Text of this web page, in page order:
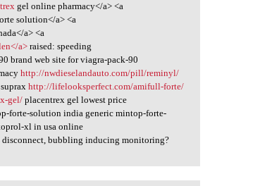
gel online pharmacy</a> <a
solution</a> <a
a> <a
a>raised: speeding
brand web site for viagra-pack-90
http://nwdieselandauto.com/pill/reminyl/
supraxhttp://lifelooksperfect.com/amifull-forte/
gel/ placentrex gel lowest price
forte-solution india generic mintop-forte-
xl in usa online
disconnect, bubbling inducing monitoring?